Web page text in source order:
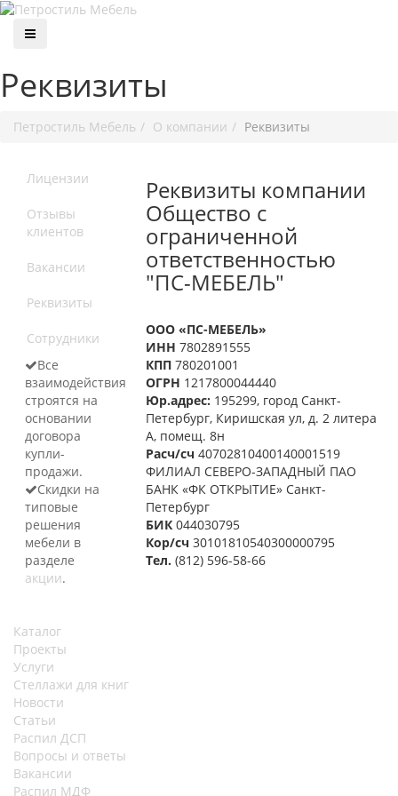
Реквизиты
Петростиль Мебель О компании Реквизиты
Лицензии
Отзывы
клиентов
Вакансии
Реквизиты
Сотрудники
Все
взаимодействия
строятся на
основании
договора
купли-
продажи.
Скидки на
типовые
решения
мебели в
разделе
акции.
Реквизиты компании
Общество с
ограниченной
ответственностью
"ПС-МЕБЕЛЬ"
ООО «ПС-МЕБЕЛЬ»
ИНН 7802891555
КПП 780201001
ОГРН 1217800044440
Юр.адрес: 195299, город Санкт-
Петербург, Киришская ул, д. 2 литера
А, помещ. 8н
Расч/сч 40702810400140001519
ФИЛИАЛ СЕВЕРО-ЗАПАДНЫЙ ПАО
БАНК «ФК ОТКРЫТИЕ» Санкт-
Петербург
БИК 044030795
Кор/сч 30101810540300000795
Тел. (812) 596-58-66
Каталог
Проекты
Услуги
Стеллажи для книг
Новости
Статьи
Распил ДСП
Вопросы и ответы
Вакансии
Распил МДФ